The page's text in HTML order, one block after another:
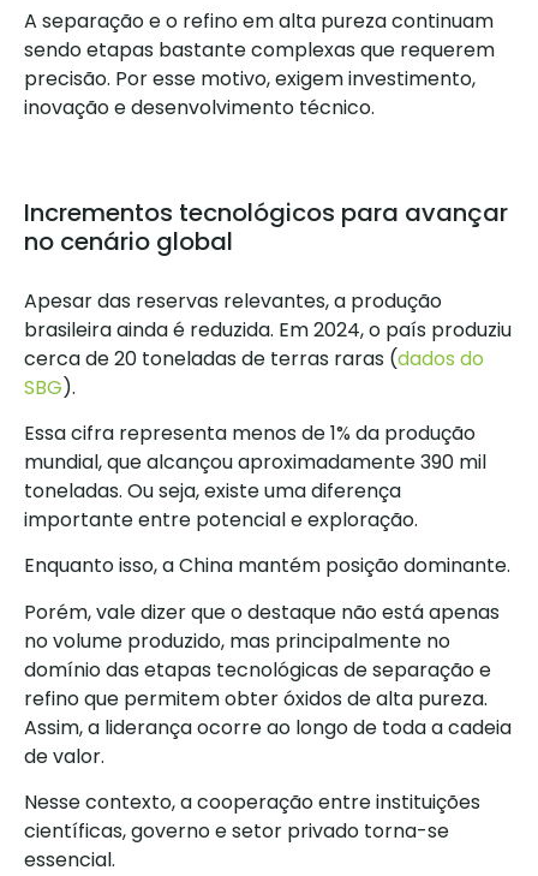
A separação e o refino em alta pureza continuam
sendo etapas bastante complexas que requerem
precisão. Por esse motivo, exigem investimento,
inovação e desenvolvimento técnico.
Incrementos tecnológicos para avançar
no cenário global
Apesar das reservas relevantes, a produção
brasileira ainda é reduzida. Em 2024, o país produziu
cerca de 20 toneladas de terras raras (dados do
SBG).
Essa cifra representa menos de 1% da produção
mundial, que alcançou aproximadamente 390 mil
toneladas. Ou seja, existe uma diferença
importante entre potencial e exploração.
Enquanto isso, a China mantém posição dominante.
Porém, vale dizer que o destaque não está apenas
no volume produzido, mas principalmente no
domínio das etapas tecnológicas de separação e
refino que permitem obter óxidos de alta pureza.
Assim, a liderança ocorre ao longo de toda a cadeia
de valor.
Nesse contexto, a cooperação entre instituições
científicas, governo e setor privado torna-se
essencial.